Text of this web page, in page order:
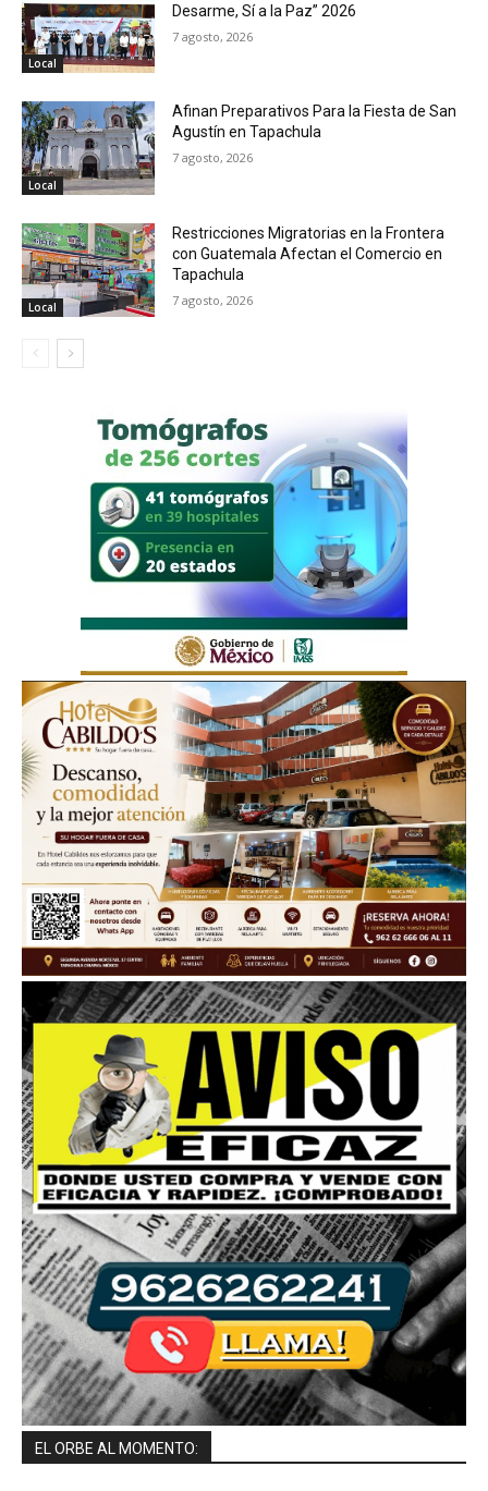
Local
Desarme, Sí a la Paz” 2026
7 agosto, 2026
Local
Afinan Preparativos Para la Fiesta de San
Agustín en Tapachula
7 agosto, 2026
Local
Restricciones Migratorias en la Frontera
con Guatemala Afectan el Comercio en
Tapachula
7 agosto, 2026
EL ORBE AL MOMENTO: